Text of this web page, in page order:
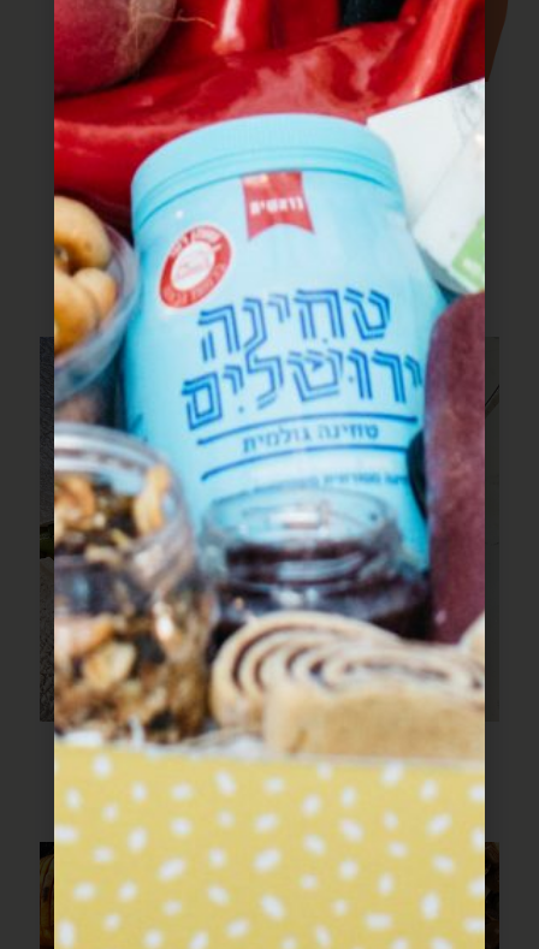
עוד מתוך חוברת
המתכונים
מתכונים שעושים שמח בלב וכיף בבטן
פילה דג עם שעועית ירוקה
ועגבניות צהובות